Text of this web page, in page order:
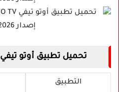
تحميل تطبيق أوتو تيفي OTTO TV مهكر Apk
التطبيق